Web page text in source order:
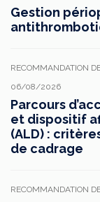
Gestion
RECOMMANDATION
06/08/2026
Parcours
et dispositif
(ALD) :
de cadrage
RECOMMANDATION